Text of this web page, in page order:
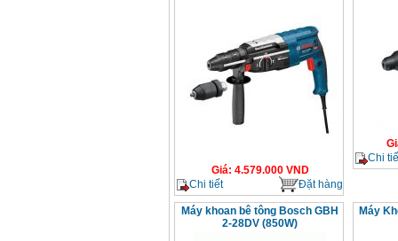
Giá: 4.579.000VND
Chi tiết
Đặt hàng
Chi
Máy khoan bê tông Bosch GBH
2-28DV (850W)
Máy